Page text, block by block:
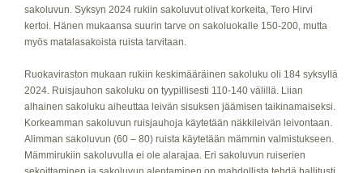
sakoluvun. Syksyn 2024 rukiin sakoluvut olivat korkeita, Tero Hirvi
kertoi. Hänen mukaansa suurin tarve on sakoluokalle 150-200, mutta
myös matalasakoista ruista tarvitaan.
Ruokaviraston mukaan rukiin keskimääräinen sakoluku oli 184 syksyllä
2024. Ruisjauhon sakoluku on tyypillisesti 110-140 välillä. Liian
alhainen sakoluku aiheuttaa leivän sisuksen jäämisen taikinamaiseksi.
Korkeamman sakoluvun ruisjauhoja käytetään näkkileivän leivontaan.
Alimman sakoluvun (60 – 80) ruista käytetään mämmin valmistukseen.
Mämmirukiin sakoluvulla ei ole alarajaa. Eri sakoluvun ruiserien